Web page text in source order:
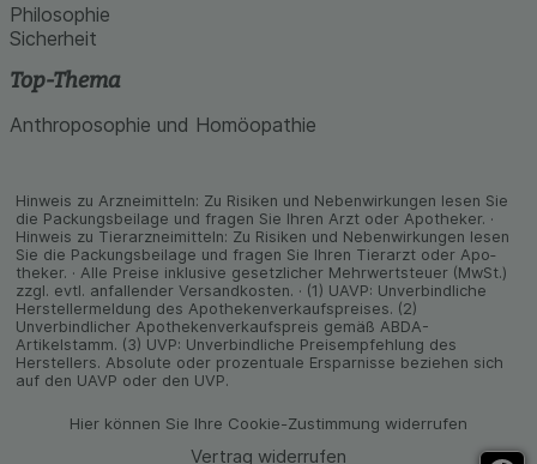
Philosophie
Sicherheit
Top-Thema
Anthroposophie und Homöopathie
Hinweis zu Arzneimitteln: Zu Risiken und Neben­wirkungen lesen Sie
die Packungs­beilage und fragen Sie Ihren Arzt oder Apo­theker. ·
Hinweis zu Tier­arz­nei­mitteln: Zu Risiken und Neben­wirkungen lesen
Sie die Packungs­beilage und fragen Sie Ihren Tier­arzt oder Apo­
theker. · Alle Preise inklusive gesetz­licher Mehrwertsteuer (MwSt.)
zzgl. evtl. anfallender Versand­kosten. · (1) UAVP: Unverbindliche
Herstellermeldung des Apothekenverkaufspreises. (2)
Unverbindlicher Apothekenverkaufspreis gemäß ABDA-
Artikelstamm. (3) UVP: Unverbindliche Preisempfehlung des
Herstellers. Absolute oder prozentuale Ersparnisse beziehen sich
auf den UAVP oder den UVP.
Hier können Sie Ihre Cookie-Zustimmung widerrufen
Vertrag widerrufen